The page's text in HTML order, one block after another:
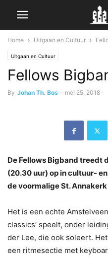
Home Uitgaan en Cultuur
Uitgaan en Cultuur
Fellows
By Johan Th. Bos - mei 25, 2018
De Fellows Bigband treedt
(20.30 uur) op in cultuur-
de voormalige St.
Het is een echte
classics’ speelt, onder
der Lee, die ook soleert.
een ritmesectie met